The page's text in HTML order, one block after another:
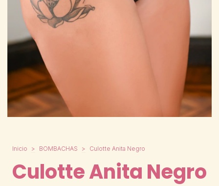
Inicio > BOMBACHAS > Culotte Anita Negro
Culotte Anita Negro